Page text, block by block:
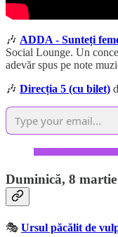
🎶 ADDA - Sunteți
Social Lounge. Un
adevăr spus pe note
🎶 Direcția 5 (cu bilet)
Duminică, 8 martie
🎭 Ursul păcălit de